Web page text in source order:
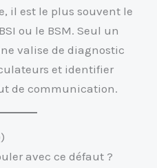
il est le plus souvent le
ou le BSM. Seul un
valise de diagnostic
et identifier
de communication.
avec ce défaut ?